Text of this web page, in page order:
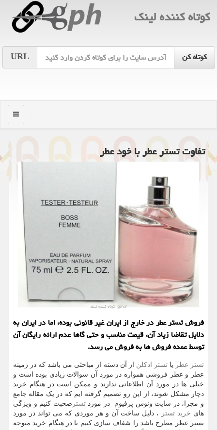
كوتاه كننده لینك
URL
منو
تفاوت تستر عطر با خود عطر
فروش تستر عطر در خارج از ایران غیر قانونی بوده، اما در ایران به
دلایل تقاضا زیاد آن، قیمت مناسب و حتی گاها عدم ارائه رایگان آن
توسط عمده فروش ها به فروش می رسد.
تستر عطر یاتستر ادکلن از آن دسته از مباحثی می باشد که در زمینه
عطر و عطر فروشی همواره در مورد آن سوالات زیادی بوده است و
خیلی ها در مورد آن اطلاعاتی ندارند و ممکن است در هنگام خرید
دچار مشکل شوند، از این رو تصمیم گرفته ایم که در یک مقاله جامع
و مجزا، در سایت ونوس پرفیوم در موردتستر صحبت کنیم و ویژگی
های خرید تستر
، دلیل ساخت آن و هر موردی که می تواند در مورد
تستر عطر مطرح باشد را شفاف سازی کنیم تا در هنگام خرید متوجه